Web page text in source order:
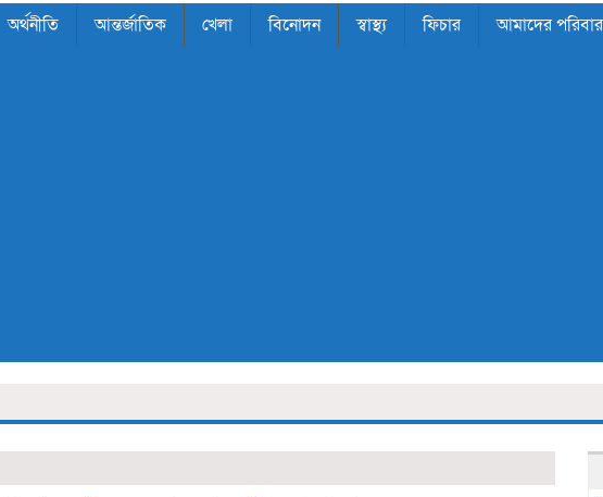
অর্থনীতি আন্তর্জাতিক খেলা বিনোদন স্বাস্থ্য ফিচার আমাদের পরিবার